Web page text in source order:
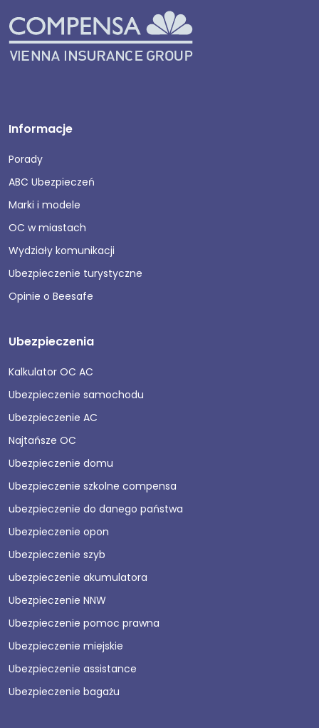
Informacje
Porady
ABC Ubezpieczeń
Marki i modele
OC w miastach
Wydziały komunikacji
Ubezpieczenie turystyczne
Opinie o Beesafe
Ubezpieczenia
Kalkulator OC AC
Ubezpieczenie samochodu
Ubezpieczenie AC
Najtańsze OC
Ubezpieczenie domu
Ubezpieczenie szkolne compensa
ubezpieczenie do danego państwa
Ubezpieczenie opon
Ubezpieczenie szyb
ubezpieczenie akumulatora
Ubezpieczenie NNW
Ubezpieczenie pomoc prawna
Ubezpieczenie miejskie
Ubezpieczenie assistance
Ubezpieczenie bagażu